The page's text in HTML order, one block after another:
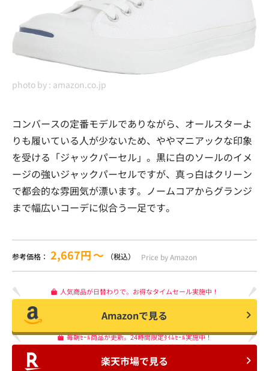
photo by : amazon.co.jp
コンバースの定番モデルでありながら、オールスターよ
りも履いている人が少ないため、ややマニアックな印象
を受ける「ジャックパーセル」。黒に白のソールのイメ
ージの強いジャックパーセルですが、真っ白はクリーン
で都会的な雰囲気が漂います。ノームコアからグランジ
まで幅広いコーデに似合う一足です。
参考価格： 2,667円〜 （税込） Price by Amazon
人気商品が日替わりで。お得なタイムセール実施中！
Amazonで見る
毎朝ｾｰﾙ商品が更新。24時間限定ﾀｲﾑｾｰﾙ実施中！
楽天市場で見る